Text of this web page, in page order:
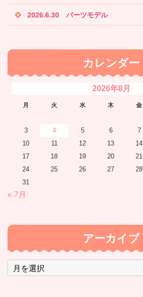
2026.6.30 パーツモデル
カレンダー
2026年8月
月 火 水 木 金
3
4 5 6 7
10
11 12 13 14
17
18 19 20 21
24
25 26 27 28
31
« 7月
アーカイブ
ア
ー